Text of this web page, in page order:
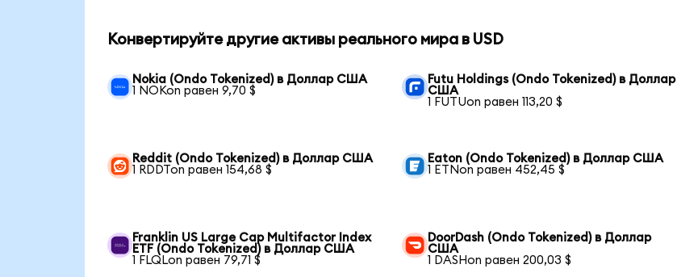
Конвертируйте другие активы реального мира в USD
Nokia (Ondo Tokenized) в Доллар США
1 NOKon равен 9,70 $
Futu Holdings (Ondo Tokenized) в Доллар
США
1 FUTUon равен 113,20 $
Reddit (Ondo Tokenized) в Доллар США
1 RDDTon равен 154,68 $
Eaton (Ondo Tokenized) в Доллар США
1 ETNon равен 452,45 $
Franklin US Large Cap Multifactor Index
ETF (Ondo Tokenized) в Доллар США
1 FLQLon равен 79,71 $
DoorDash (Ondo Tokenized) в Доллар
США
1 DASHon равен 200,03 $